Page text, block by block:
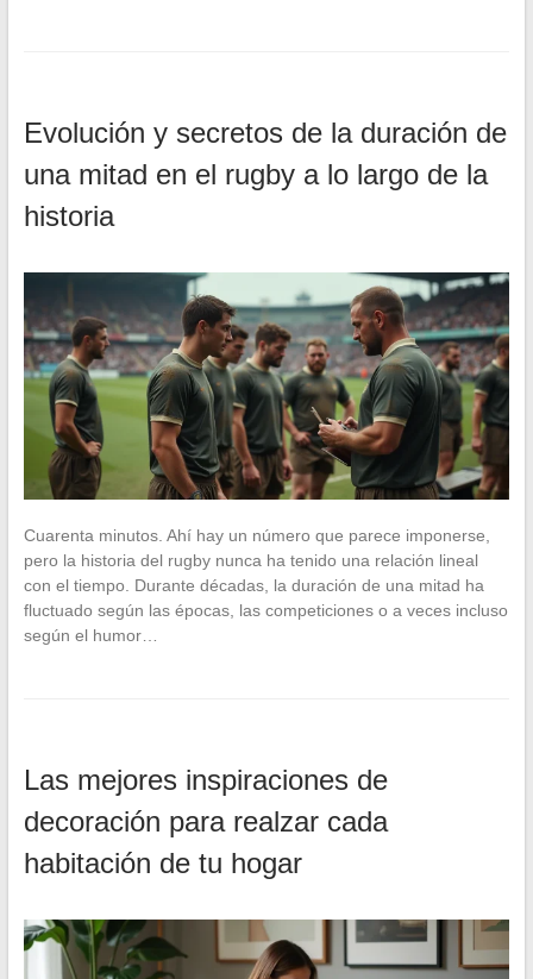
Evolución y secretos de la duración de
una mitad en el rugby a lo largo de la
historia
Cuarenta minutos. Ahí hay un número que parece imponerse,
pero la historia del rugby nunca ha tenido una relación lineal
con el tiempo. Durante décadas, la duración de una mitad ha
fluctuado según las épocas, las competiciones o a veces incluso
según el humor…
Las mejores inspiraciones de
decoración para realzar cada
habitación de tu hogar